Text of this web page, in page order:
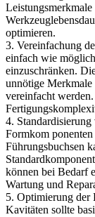
optimieren.
3. Vereinfachung
einfach wie
einzuschränken.
unnötige
vereinfacht
4.
Formkom
Führungsbuchsen
können bei Bedarf
Wartung und
5. Optimierung der
Kavitäten sollte